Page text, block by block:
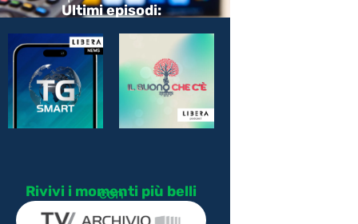
Ultimi episodi:
Rivivi i momenti più belli
con